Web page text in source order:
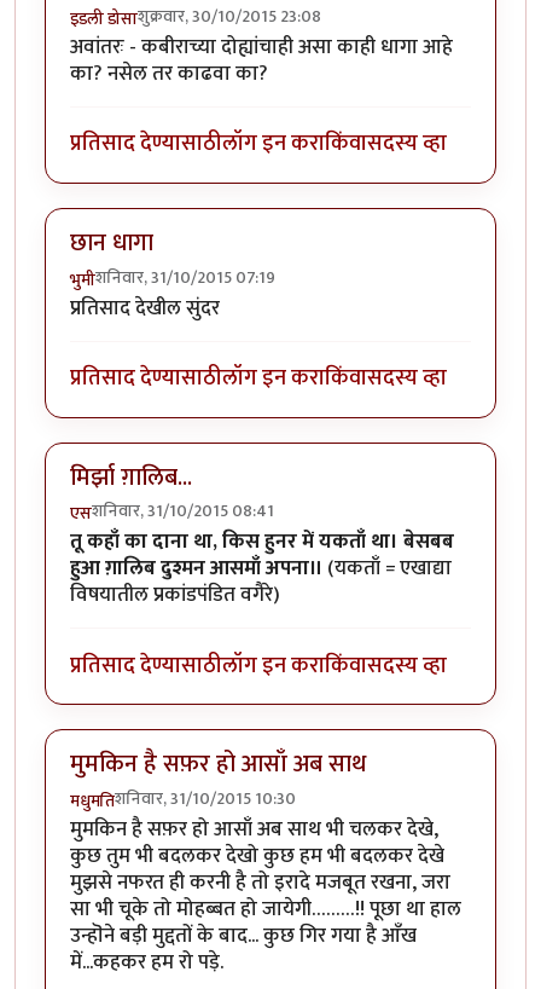
इडली डोसाशुक्रवार, 30/10/2015 23:08
अवांतरः - कबीराच्या दोह्यांचाही असा काही धागा आहे
का? नसेल तर काढवा का?
प्रतिसाद देण्यासाठीलॉग इन कराकिंवासदस्य व्हा
छान धागा
भुमीशनिवार, 31/10/2015 07:19
प्रतिसाद देखील सुंदर
प्रतिसाद देण्यासाठीलॉग इन कराकिंवासदस्य व्हा
मिर्झा ग़ालिब...
एसशनिवार, 31/10/2015 08:41
तू कहाँ का दाना था, किस हुनर में यकताँ था। बेसबब
हुआ ग़ालिब दुश्मन आसमाँ अपना॥ (यकताँ = एखाद्या
विषयातील प्रकांडपंडित वगैरे)
प्रतिसाद देण्यासाठीलॉग इन कराकिंवासदस्य व्हा
मुमकिन है सफ़र हो आसाँ अब साथ
मधुमतिशनिवार, 31/10/2015 10:30
मुमकिन है सफ़र हो आसाँ अब साथ भी चलकर देखे,
कुछ तुम भी बदलकर देखो कुछ हम भी बदलकर देखे
मुझसे नफरत ही करनी है तो इरादे मजबूत रखना, जरा
सा भी चूके तो मोहब्बत हो जायेगी………!! पूछा था हाल
उन्हॊने बड़ी मुद्दतों के बाद... कुछ गिर गया है आँख
में...कहकर हम रो पड़े.